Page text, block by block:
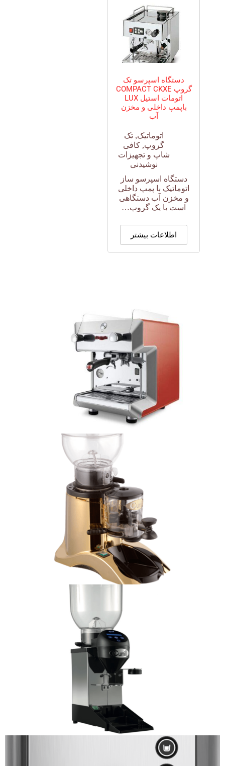
دستگاه اسپرسو تک
گروپ COMPACT CKXE
اتومات استیل LUX
باپمپ داخلی و مخزن
آب
اتوماتیک,تک
گروپ, کافی
شاپ و تجهیزات
نوشیدنی
دستگاه اسپرسو ساز
اتوماتیک با پمپ داخلی
و مخزن آب دستگاهی
است با یک گروپ…
اطلاعات بیشتر